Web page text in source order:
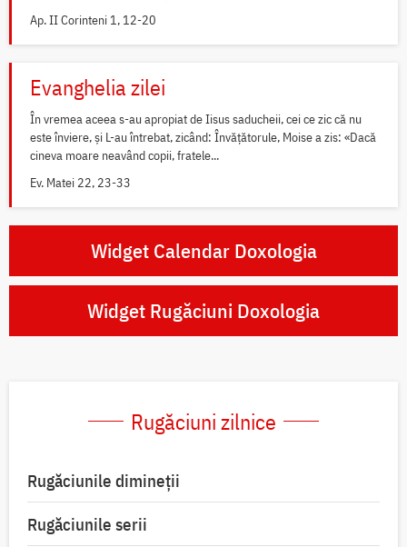
Ap. II Corinteni 1, 12-20
Evanghelia zilei
În vremea aceea s-au apropiat de Iisus saducheii, cei ce zic că nu
este înviere, și L-au întrebat, zicând: Învățătorule, Moise a zis: «Dacă
cineva moare neavând copii, fratele...
Ev. Matei 22, 23-33
Widget Calendar Doxologia
Widget Rugăciuni Doxologia
Rugăciuni zilnice
Rugăciunile dimineții
Rugăciunile serii